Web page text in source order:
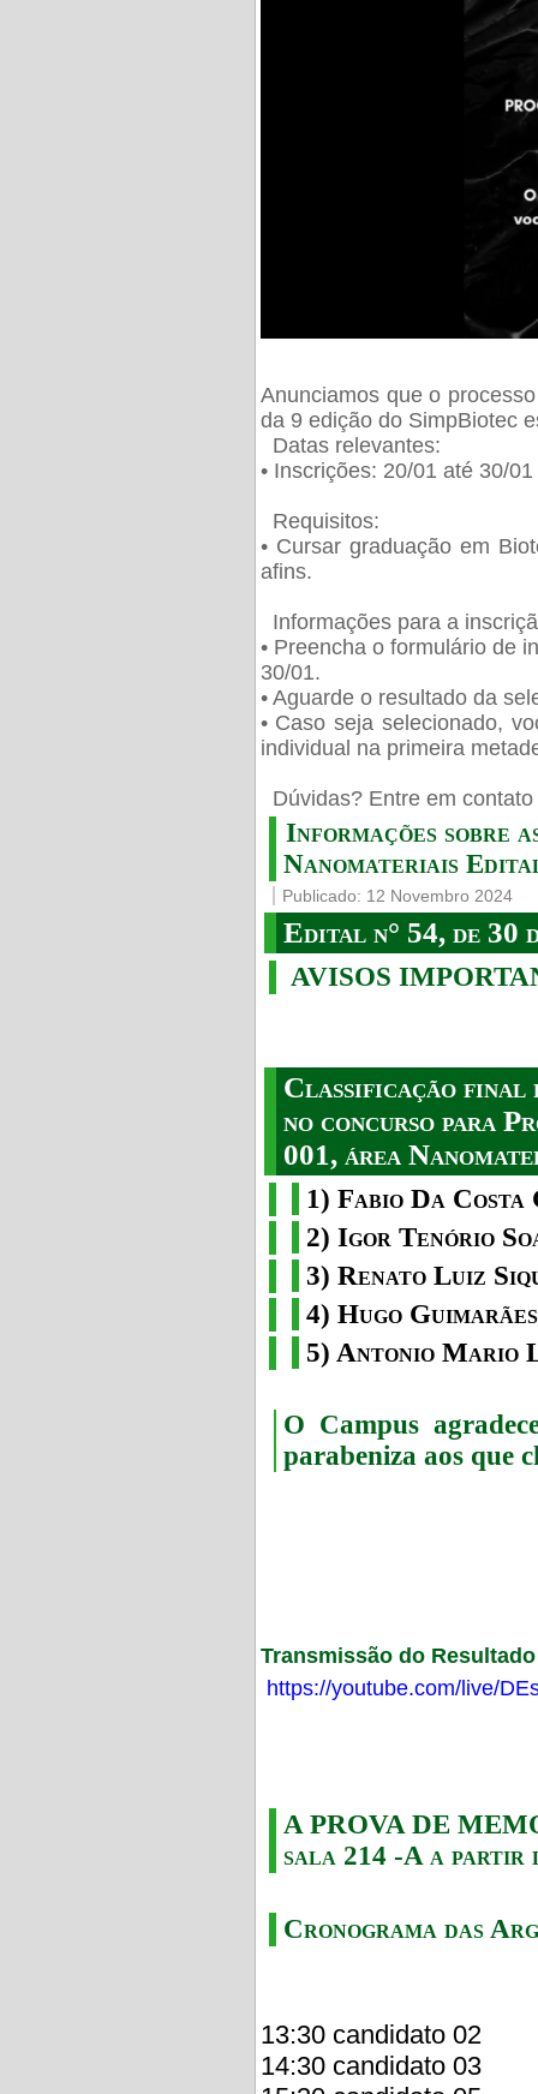
Anunciamos que o
da 9 edição do SimpBiotec
Datas relevantes:
• Inscrições: 20/01 até 30/01
Requisitos:
• Cursar graduação em
afins.
Informações para a
• Preencha o formulário de
30/01.
• Aguarde o resultado da
• Caso seja selecionado,
individual na primeira
Dúvidas? Entre em
Informações sobre
Nanomateriais
Publicado: 12 Novembro 2024
Edital n° 54, de 30
AVISOS
Classificação final
no concurso para
001, área
1) Fabio Da
2) Igor Tenório
3) Renato Luiz
4) Hugo
5) Antonio Mario
O Campus
parabeniza aos que
Transmissão do
https://youtube.com/live/
A PROVA DE
sala 214 -A a partir
Cronograma das
13:30 candidato 02
14:30 candidato 03